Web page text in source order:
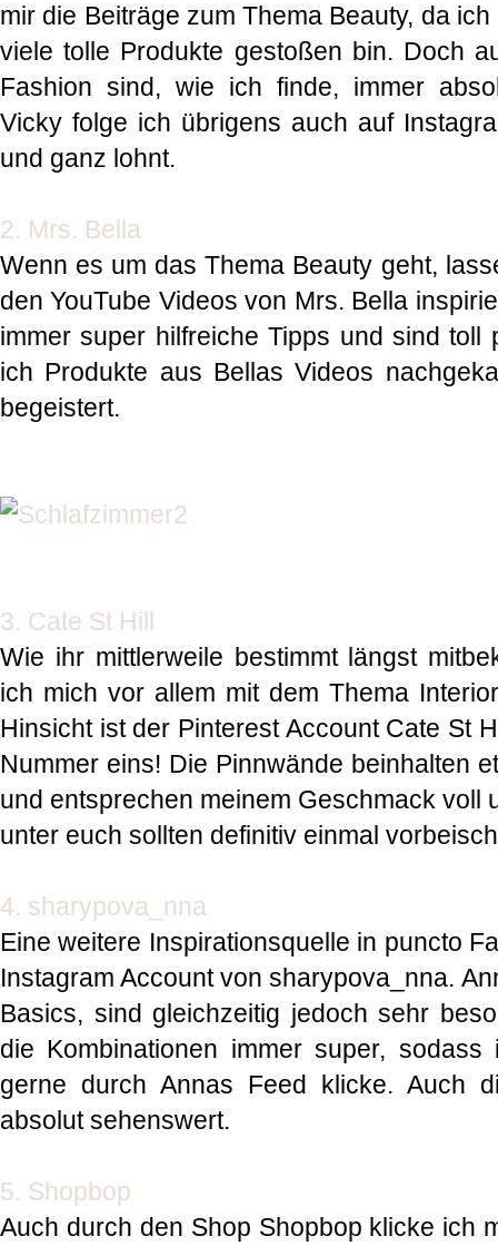
mir die Beiträge zum Thema Beauty, da
viele tolle Produkte gestoßen bin. Doch
Fashion sind, wie ich finde, immer
Vicky folge ich übrigens auch auf
und ganz lohnt.
2. Mrs. Bella
Wenn es um das Thema Beauty geht,
den YouTube Videos von Mrs. Bella
immer super hilfreiche Tipps und sind toll
ich Produkte aus Bellas Videos
begeistert.
3. Cate St Hill
Wie ihr mittlerweile bestimmt längst
ich mich vor allem mit dem Thema
Hinsicht ist der Pinterest Account Cate St
Nummer eins! Die Pinnwände beinhalten
und entsprechen meinem Geschmack voll
unter euch sollten definitiv einmal
4. sharypova_nna
Eine weitere Inspirationsquelle in puncto
Instagram Account von sharypova_nna.
Basics, sind gleichzeitig jedoch sehr
die Kombinationen immer super,
gerne durch Annas Feed klicke. Auch
absolut sehenswert.
5. Shopbop
Auch durch den Shop Shopbop klicke ich